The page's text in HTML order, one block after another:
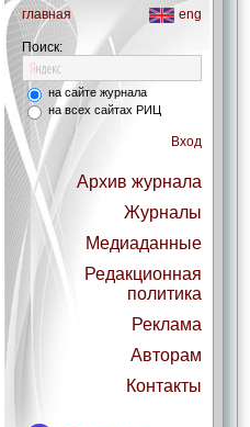
главная eng
Поиск:
на сайте журнала
на всех сайтах РИЦ
Вход
Архив журнала
Журналы
Медиаданные
Редакционная
политика
Реклама
Авторам
Контакты